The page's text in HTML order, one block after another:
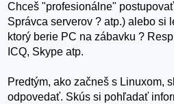
Chceš "profesionálne"
Správca serverov ? atp.) alebo si
ktorý berie PC na zábavku ?
ICQ, Skype atp.
Predtým, ako začneš s Linuxom,
odpovedať. Skús si pohľadať